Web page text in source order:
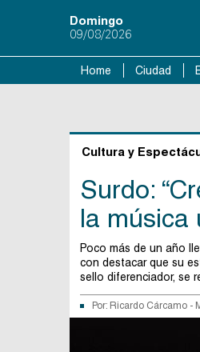
Domingo
09/08/2026
Home Ciudad
Cultura y
Surdo:
la música
Poco más de un año
con destacar que su
sello diferenciador, se
Por: Ricardo Cárcamo -